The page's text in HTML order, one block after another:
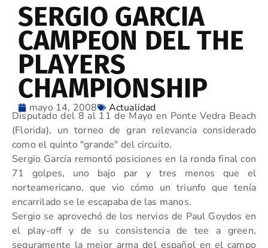
SERGIO GARCIA
CAMPEON DEL THE
PLAYERS
CHAMPIONSHIP
mayo 14, 2008 Actualidad
Disputado del 8 al 11 de Mayo en Ponte Vedra Beach
(Florida), un torneo de gran relevancia considerado
como el quinto "grande" del circuito.
Sergio García remontó posiciones en la ronda final con
71 golpes, uno bajo par y tres menos que el
norteamericano, que vio cómo un triunfo que tenía
encarrilado se le escapaba de las manos.
Sergio se aprovechó de los nervios de Paul Goydos en
el play-off y de su consistencia de tee a green,
seguramente la mejor arma del español en el campo